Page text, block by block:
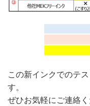
この新インクでのテ
す。
ぜひお気軽にご連絡く